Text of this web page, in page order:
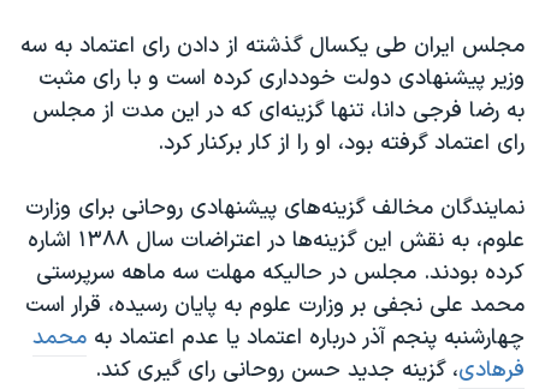
مجلس ایران طی یکسال گذشته از دادن رای اعتماد به سه
وزیر پیشنهادی دولت خودداری کرده است و با رای مثبت
به رضا فرجی دانا، تنها گزینه‌ای که در این مدت از مجلس
رای اعتماد گرفته بود، او را از کار برکنار کرد.
نمایندگان مخالف گزینه‌های پیشنهادی روحانی برای وزارت
علوم، به نقش این گزینه‌ها در اعتراضات سال ۱۳۸۸ اشاره
کرده بودند. مجلس در حالیکه مهلت سه ماهه سرپرستی
محمد علی نجفی بر وزارت علوم به پایان رسیده، قرار است
چهارشنبه پنجم آذر درباره اعتماد یا عدم اعتماد به محمد
فرهادی، گزینه جدید حسن روحانی رای گیری کند.